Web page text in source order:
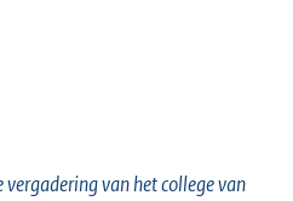
van het college van